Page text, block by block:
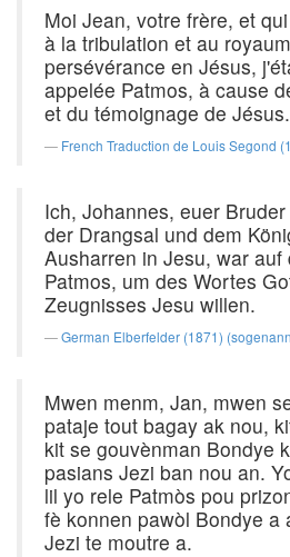
Moi Jean, votre frère, et
à la tribulation et au
persévérance en Jésus,
appelée Patmos, à cause
et du témoignage de Jésus.
French Traduction de Louis Segond
Ich, Johannes, euer
der Drangsal und dem
Ausharren in Jesu, war
Patmos, um des Wortes
Zeugnisses Jesu willen.
German Elberfelder (1871)
Mwen menm, Jan, mwen
pataje tout bagay ak nou,
kit se gouvènman Bondye
pasians Jezi ban nou an.
lil yo rele Patmòs pou
fè konnen pawòl Bondye a
Jezi te moutre a.